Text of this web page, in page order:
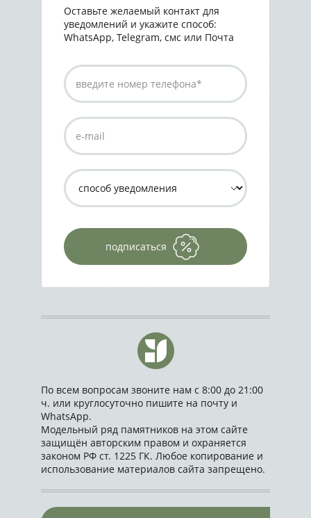
Оставьте желаемый контакт для
уведомлений и укажите способ:
WhatsApp, Telegram, смс или Почта
подписаться
По всем вопросам звоните нам с 8:00 до 21:00
ч. или круглосуточно пишите на почту и
WhatsApp.
Модельный ряд памятников на этом сайте
защищён авторским правом и охраняется
законом РФ ст. 1225 ГК. Любое копирование и
использование материалов сайта запрещено.